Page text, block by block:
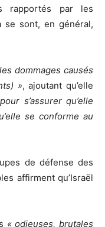
rapportés par les
se sont, en général,
dommages causés
», ajoutant qu’elle
s’assurer qu’elle
se conforme au
de défense des
affirment qu’Israël
« odieuses, brutales